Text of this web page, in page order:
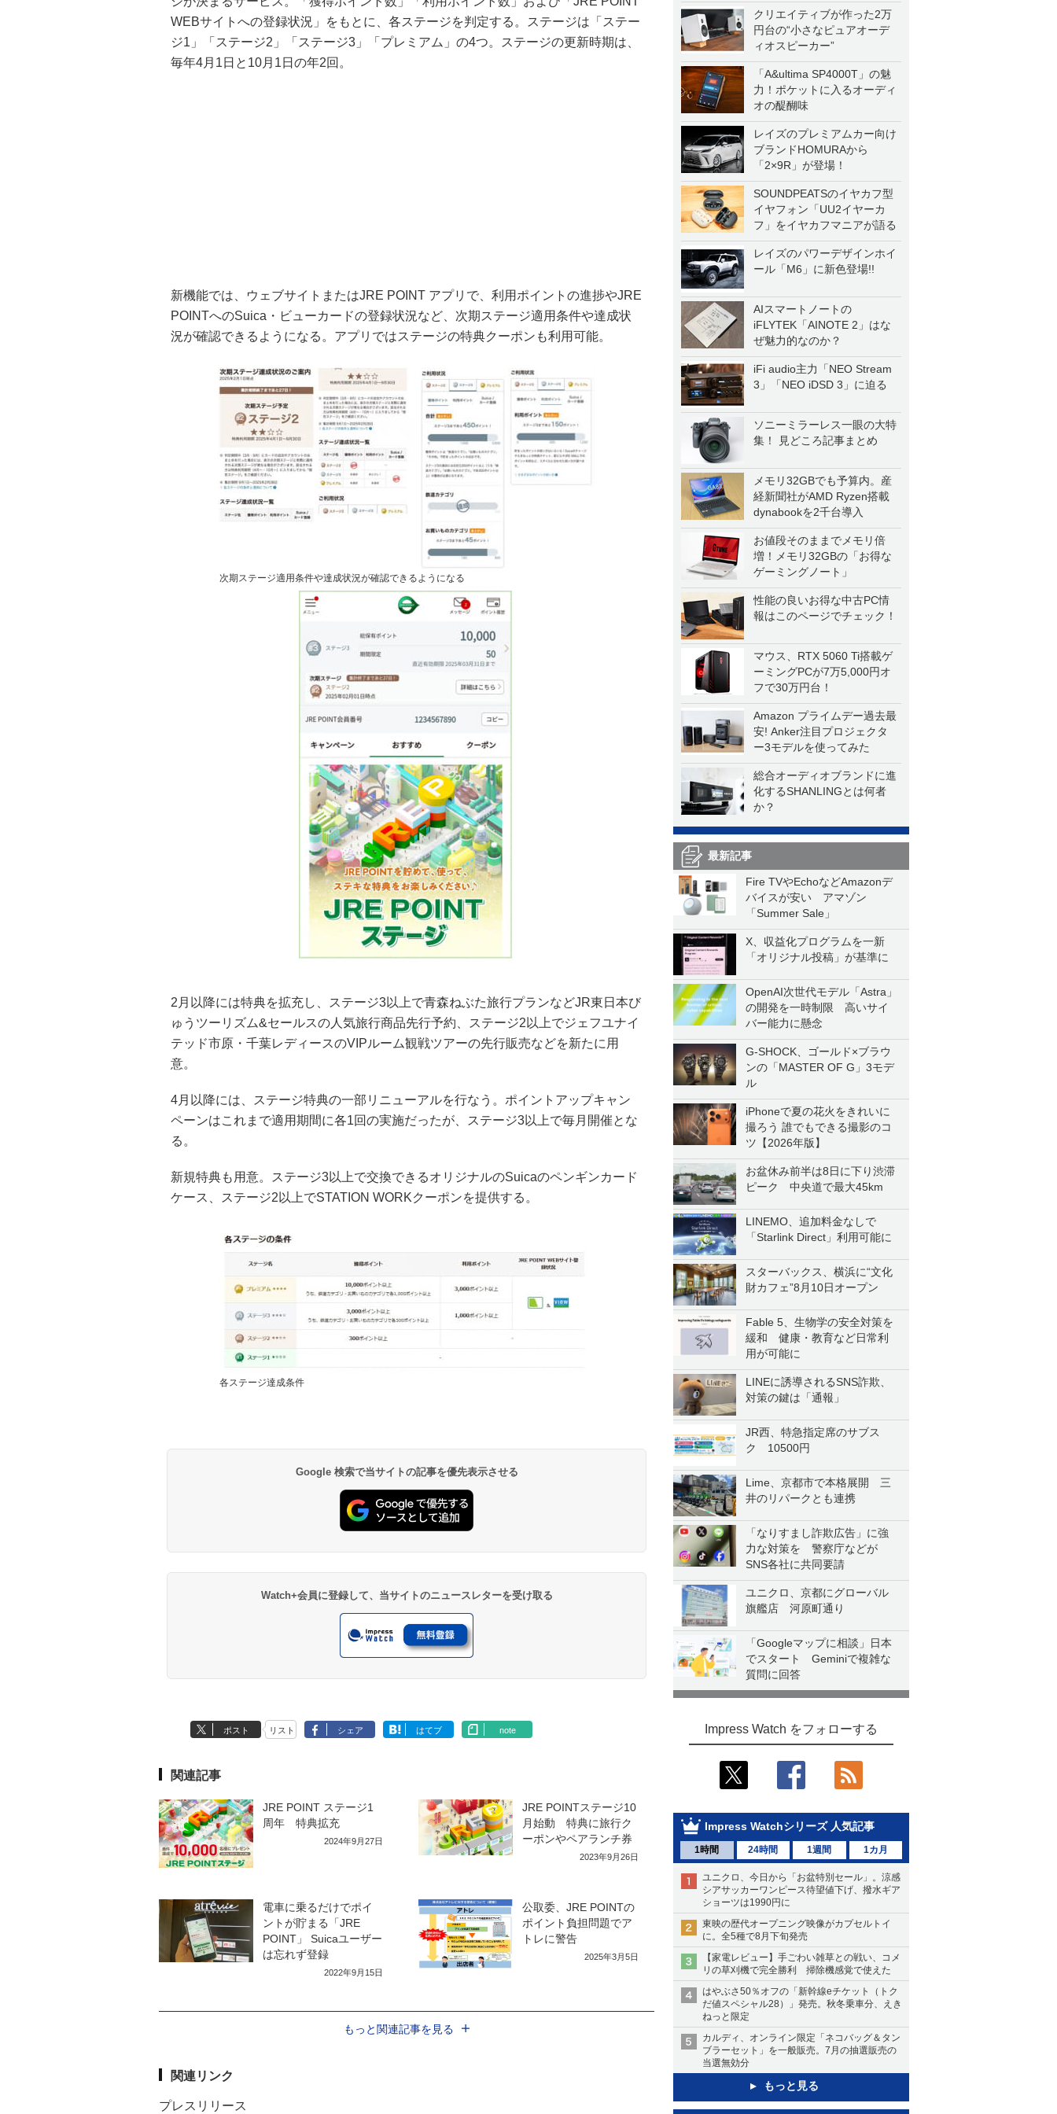
クリエイティブが作った2万
円台の“小さなピュアオーデ
ィオスピーカー”
「A&ultima SP4000T」の魅
力！ポケットに入るオーディ
オの醍醐味
レイズのプレミアムカー向け
ブランドHOMURAから
「2×9R」が登場！
SOUNDPEATSのイヤカフ型
イヤフォン「UU2イヤーカ
フ」をイヤカフマニアが語る
レイズのパワーデザインホイ
ール「M6」に新色登場!!
AIスマートノートの
iFLYTEK「AINOTE 2」はな
ぜ魅力的なのか？
iFi audio主力「NEO Stream
3」「NEO iDSD 3」に迫る
ソニーミラーレス一眼の大特
集！ 見どころ記事まとめ
メモリ32GBでも予算内。産
経新聞社がAMD Ryzen搭載
dynabookを2千台導入
お値段そのままでメモリ倍
増！メモリ32GBの「お得な
ゲーミングノート」
性能の良いお得な中古PC情
報はこのページでチェック！
マウス、RTX 5060 Ti搭載ゲ
ーミングPCが7万5,000円オ
フで30万円台！
Amazon プライムデー過去最
安! Anker注目プロジェクタ
ー3モデルを使ってみた
総合オーディオブランドに進
化するSHANLINGとは何者
か？
最新記事
Fire TVやEchoなどAmazonデ
バイスが安い アマゾン
「Summer Sale」
X、収益化プログラムを一新
「オリジナル投稿」が基準に
OpenAI次世代モデル「Astra」
の開発を一時制限 高いサイ
バー能力に懸念
G-SHOCK、ゴールド×ブラウ
ンの「MASTER OF G」3モデ
ル
iPhoneで夏の花火をきれいに
撮ろう 誰でもできる撮影のコ
ツ【2026年版】
お盆休み前半は8日に下り渋滞
ピーク 中央道で最大45km
LINEMO、追加料金なしで
「Starlink Direct」利用可能に
スターバックス、横浜に“文化
財カフェ”8月10日オープン
Fable 5、生物学の安全対策を
緩和 健康・教育など日常利
用が可能に
LINEに誘導されるSNS詐欺、
対策の鍵は「通報」
JR西、特急指定席のサブス
ク 10500円
Lime、京都市で本格展開 三
井のリパークとも連携
「なりすまし詐欺広告」に強
力な対策を 警察庁などが
SNS各社に共同要請
ユニクロ、京都にグローバル
旗艦店 河原町通り
「Googleマップに相談」日本
でスタート Geminiで複雑な
質問に回答
Impress Watch をフォローする
Impress Watchシリーズ 人気記事
1時間 24時間 1週間 1カ月
ユニクロ、今日から「お盆特別セール」。涼感
シアサッカーワンピース待望値下げ、撥水ギア
ショーツは1990円に
東映の歴代オープニング映像がカプセルトイ
に。全5種で8月下旬発売
【家電レビュー】手ごわい雑草との戦い、コメ
リの草刈機で完全勝利 掃除機感覚で使えた
はやぶさ50％オフの「新幹線eチケット（トク
だ値スペシャル28）」発売。秋冬乗車分、えき
ねっと限定
カルディ、オンライン限定「ネコバッグ＆タン
ブラーセット」を一般販売。7月の抽選販売の
当選無効分
もっと見る
WEBサイトへの登録状況」をもとに、各ステージを判定する。ステージは「ステー
ジ1」「ステージ2」「ステージ3」「プレミアム」の4つ。ステージの更新時期は、
毎年4月1日と10月1日の年2回。
新機能では、ウェブサイトまたはJRE POINT アプリで、利用ポイントの進捗やJRE
POINTへのSuica・ビューカードの登録状況など、次期ステージ適用条件や達成状
況が確認できるようになる。アプリではステージの特典クーポンも利用可能。
次期ステージ適用条件や達成状況が確認できるようになる
2月以降には特典を拡充し、ステージ3以上で青森ねぶた旅行プランなどJR東日本び
ゅうツーリズム&セールスの人気旅行商品先行予約、ステージ2以上でジェフユナイ
テッド市原・千葉レディースのVIPルーム観戦ツアーの先行販売などを新たに用
意。
4月以降には、ステージ特典の一部リニューアルを行なう。ポイントアップキャン
ペーンはこれまで適用期間に各1回の実施だったが、ステージ3以上で毎月開催とな
る。
新規特典も用意。ステージ3以上で交換できるオリジナルのSuicaのペンギンカード
ケース、ステージ2以上でSTATION WORKクーポンを提供する。
各ステージ達成条件
Google 検索で当サイトの記事を優先表示させる
Watch+会員に登録して、当サイトのニュースレターを受け取る
ポスト リスト シェア はてブ note
関連記事
JRE POINT ステージ1
周年 特典拡充
2024年9月27日
JRE POINTステージ10
月始動 特典に旅行ク
ーポンやペアランチ券
2023年9月26日
電車に乗るだけでポイ
ントが貯まる「JRE
POINT」 Suicaユーザー
は忘れず登録
2022年9月15日
公取委、JRE POINTの
ポイント負担問題でア
トレに警告
2025年3月5日
もっと関連記事を見る
関連リンク
プレスリリース